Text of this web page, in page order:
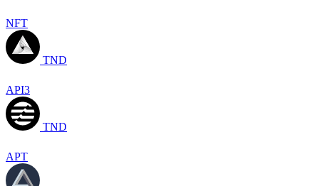
NFT
TND
API3
TND
APT